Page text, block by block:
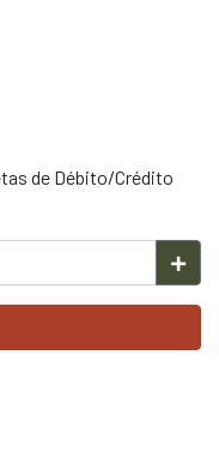
de Débito/Crédito